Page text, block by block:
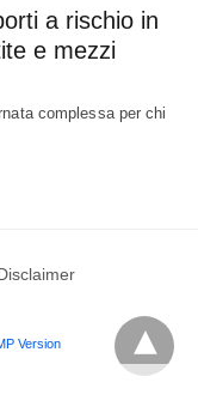
a rischio in
e mezzi
complessa per chi
Version